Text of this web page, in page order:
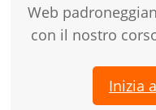
Web
con il nostro
Inizia